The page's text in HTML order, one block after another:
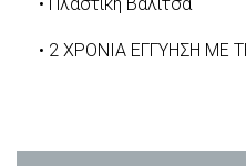
• 2 ΧΡΟΝΙΑ ΕΓΓΥΗΣΗ ΜΕ